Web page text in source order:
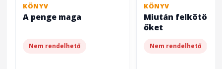
KÖNYV
A penge maga
Nem rendelhető
KÖNYV
Miután
őket
Nem rendelhető